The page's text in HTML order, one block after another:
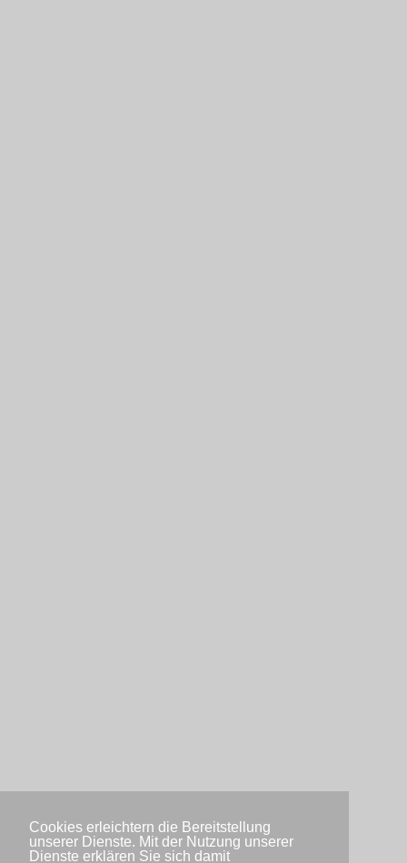
Cookies erleichtern die Bereitstellung
unserer Dienste. Mit der Nutzung unserer
Dienste erklären Sie sich damit